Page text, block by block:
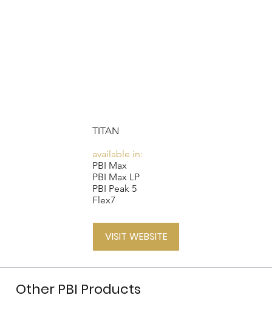
TITAN
available in:
PBI Max
PBI Max LP
PBI Peak 5
Flex7
VISIT WEBSITE
Other PBI Products